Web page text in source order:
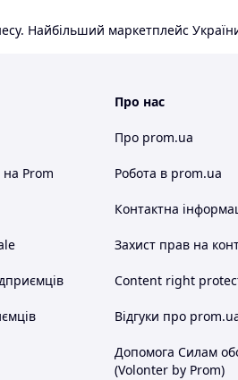
Найбільший маркетплейс
на Prom
Про нас
Про prom.ua
Робота в prom.ua
Контактна
Захист прав на
Content right
Відгуки про
Допомога Силам
(Volonter by Prom)